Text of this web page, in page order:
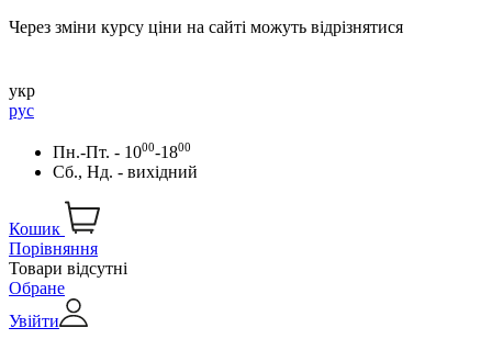
Через зміни курсу ціни на сайті можуть відрізнятися
укр
рус
Пн.-Пт. - 1000-1800
Сб., Нд. - вихідний
Кошик
Порівняння
Товари відсутні
Обране
Увійти